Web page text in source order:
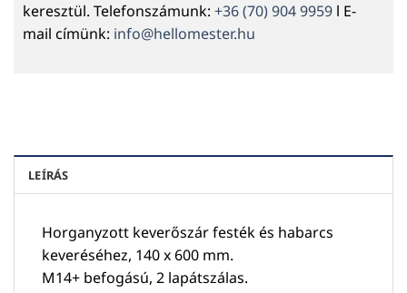
keresztül. Telefonszámunk: +36 (70) 904 9959 l E-
mail címünk: info@hellomester.hu
LEÍRÁS
Horganyzott keverőszár festék és habarcs
keveréséhez, 140 x 600 mm.
M14+ befogású, 2 lapátszálas.